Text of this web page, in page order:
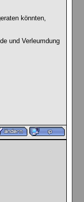
könnten,
und Verleumdung